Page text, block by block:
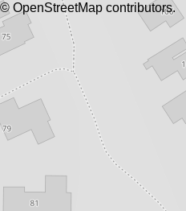
© OpenStreetMap contributors.